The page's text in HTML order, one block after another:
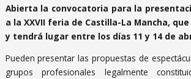
Abierta la convocatoria para la
a la XXVII feria de Castilla-La Mancha,
y tendrá lugar entre los días 11 y 14 de
Pueden presentar las propuestas de
grupos profesionales legalmente